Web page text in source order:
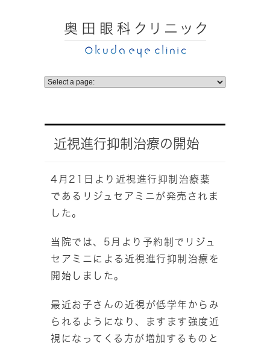
近視進行抑制治療の開始
4月21日より近視進行抑制治療薬
であるリジュセアミニが発売されま
した。
当院では、5月より予約制でリジュ
セアミニによる近視進行抑制治療を
開始しました。
最近お子さんの近視が低学年からみ
られるようになり、ますます強度近
視になってくる方が増加するものと